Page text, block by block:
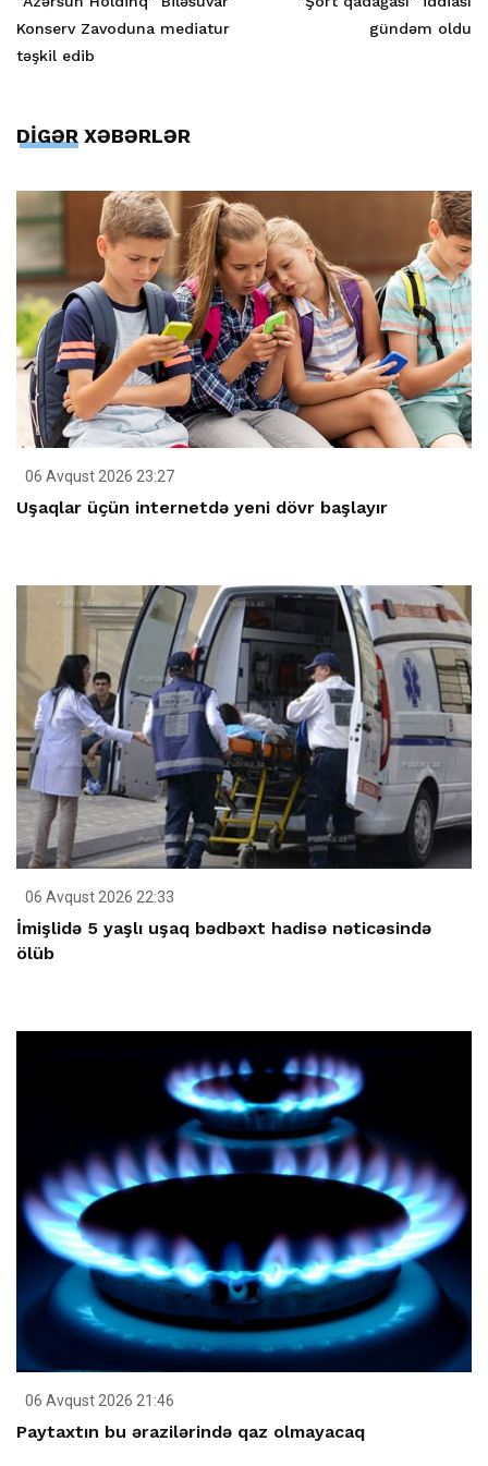
Konserv Zavoduna mediatur
təşkil edib
gündəm oldu
DİGƏR XƏBƏRLƏR
06 Avqust 2026 23:27
Uşaqlar üçün internetdə yeni dövr başlayır
06 Avqust 2026 22:33
İmişlidə 5 yaşlı uşaq bədbəxt hadisə nəticəsində
ölüb
06 Avqust 2026 21:46
Paytaxtın bu ərazilərində qaz olmayacaq